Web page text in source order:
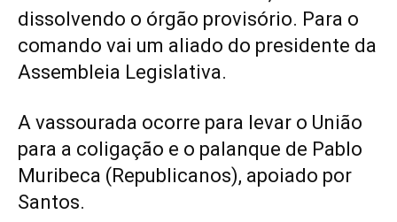
dissolvendo o órgão provisório. Para o
comando vai um aliado do presidente da
Assembleia Legislativa.
A vassourada ocorre para levar o União
para a coligação e o palanque de Pablo
Muribeca (Republicanos), apoiado por
Santos.